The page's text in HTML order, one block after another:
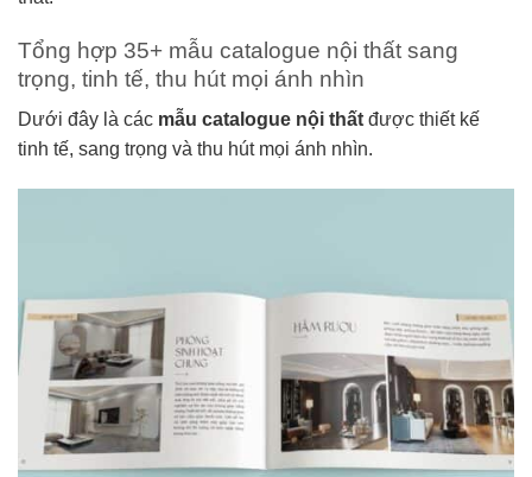
Tổng hợp 35+ mẫu catalogue nội thất sang
trọng, tinh tế, thu hút mọi ánh nhìn
Dưới đây là các mẫu catalogue nội thất được thiết kế
tinh tế, sang trọng và thu hút mọi ánh nhìn.